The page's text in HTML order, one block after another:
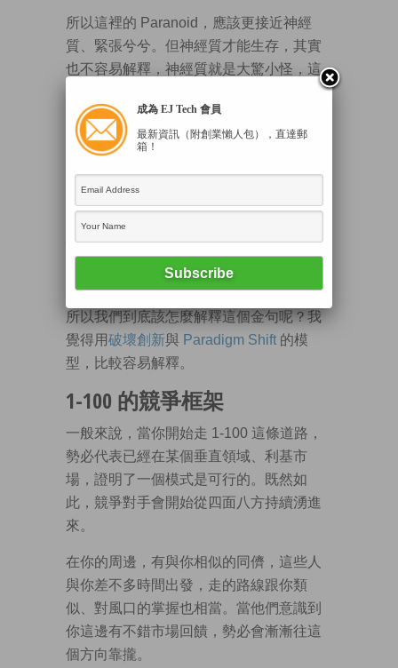
所以這裡的 Paranoid，應該更接近神經
質、緊張兮兮。但神經質才能生存，其實
也不容易解釋，神經質就是大驚小怪，這
樣的人，也很難說比較不會犯錯、比較可
以存活。
如果真的要把這句話講通，我們得把
Paranoid 翻成緊張兮兮怕死的，那這句話
就很好解釋了，成天緊張兮兮怕死的人，
才能生存。換句話說，不怕死的，都比較
快死。
但這樣講，又把這句話講淺了。
所以我們到底該怎麼解釋這個金句呢？我
覺得用破壞創新與 Paradigm Shift 的模
型，比較容易解釋。
1-100 的競爭框架
一般來說，當你開始走 1-100 這條道路，
勢必代表已經在某個垂直領域、利基市
場，證明了一個模式是可行的。既然如
此，競爭對手會開始從四面八方持續湧進
來。
在你的周邊，有與你相似的同儕，這些人
與你差不多時間出發，走的路線跟你類
似、對風口的掌握也相當。當他們意識到
你這邊有不錯市場回饋，勢必會漸漸往這
個方向靠攏。
成為 EJ Tech 會員
最新資訊（附創業懶人包），直達郵
箱！